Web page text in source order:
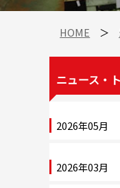
HOME ＞
ニュース・
2026年05月
2026年03月